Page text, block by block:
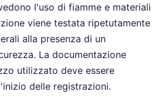
l'uso di fiamme e materiali
viene testata ripetutamente
alla presenza di un
La documentazione
utilizzato deve essere
delle registrazioni.